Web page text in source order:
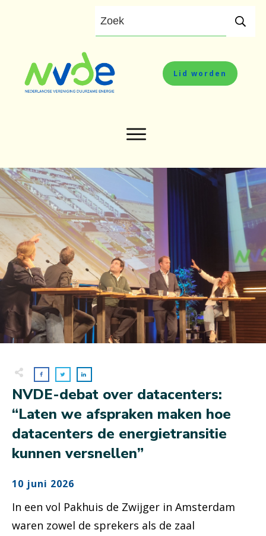
Lid worden
NVDE-debat over datacenters:
“Laten we afspraken maken hoe
datacenters de energietransitie
kunnen versnellen”
10 juni 2026
In een vol Pakhuis de Zwijger in Amsterdam
waren zowel de sprekers als de zaal